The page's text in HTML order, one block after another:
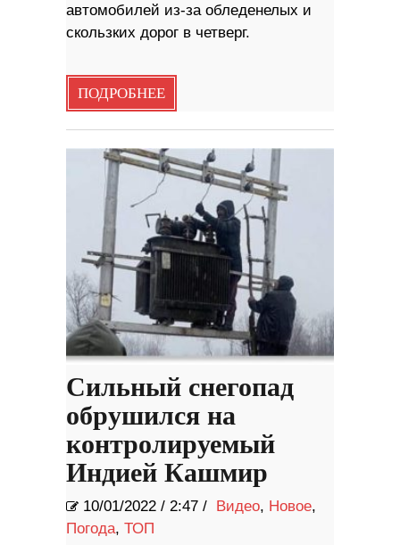
автомобилей из-за обледенелых и
скользких дорог в четверг.
ПОДРОБНЕЕ
Сильный снегопад
обрушился на
контролируемый
Индией Кашмир
10/01/2022 / 2:47 / Видео, Новое,
Погода, ТОП